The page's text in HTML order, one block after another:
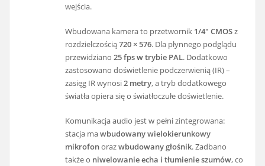
wejścia.
Wbudowana kamera to przetwornik 1/4″ CMOSz
rozdzielczością720 × 576. Dla płynnego podglądu
przewidziano25 fps w trybie PAL. Dodatkowo
zastosowano doświetlenie podczerwienią (IR) –
zasięg IR wynosi2 metry, a tryb dodatkowego
światła opiera się o światłoczułe doświetlenie.
Komunikacja audio jest w pełni zintegrowana:
stacja mawbudowany wielokierunkowy
mikrofonorazwbudowany głośnik. Zadbano
także o niwelowanie echa i tłumienie szumów, co